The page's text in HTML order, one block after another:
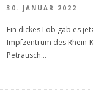
30. JANUAR 2022
Ein dickes Lob gab es
Impfzentrum des Rhein-
Petrausch...